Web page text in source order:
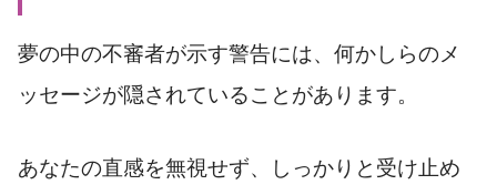
夢の中の不審者が示す警告には、何かしらのメ
ッセージが隠されていることがあります。
あなたの直感を無視せず、しっかりと受け止め